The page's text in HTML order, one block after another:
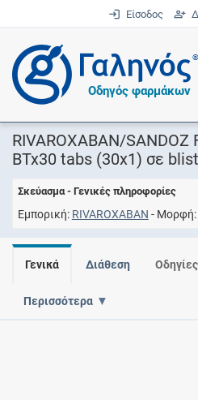
Είσοδος
®
Οδηγός φαρμάκων
RIVAROXABAN/SANDOZ
BTx30 tabs (30x1) σε
Σκεύασμα - Γενικές πληροφορίες
Εμπορική RIVAROXABAN Μορφή
Γενικά Διάθεση
Περισσότερα